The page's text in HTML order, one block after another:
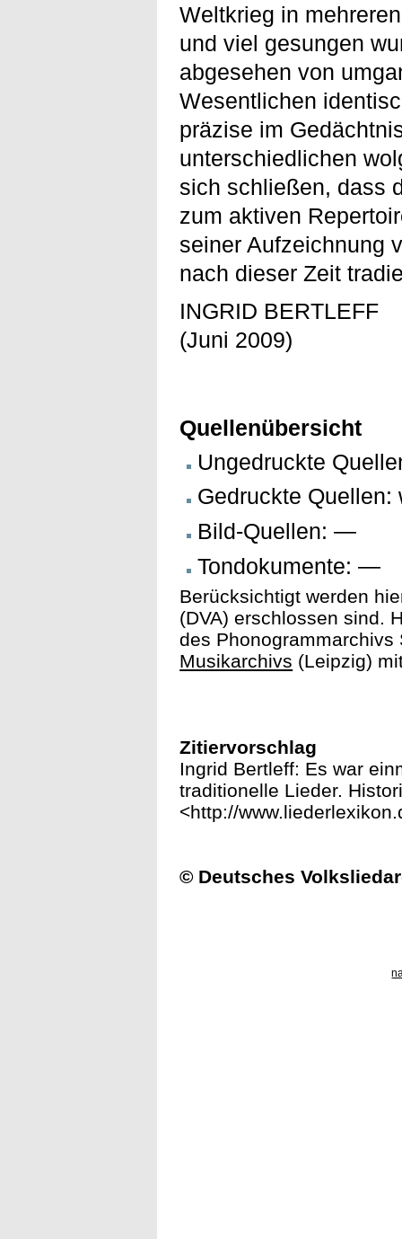
Weltkrieg in
und viel gesungen
abgesehen von
Wesentlichen
präzise im
unterschiedlichen
sich schließen, dass
zum aktiven
seiner Aufzeichnung
nach dieser Zeit
INGRID BERTLEFF
(Juni 2009)
Quellenübersicht
Ungedruckte
Gedruckte
Bild-Quellen: —
Tondokumente: —
Berücksichtigt werden
(DVA) erschlossen sind.
des
Musikarchivs (Leipzig)
Zitiervorschlag
Ingrid Bertleff: Es war
traditionelle Lieder.
<http://
© Deutsches